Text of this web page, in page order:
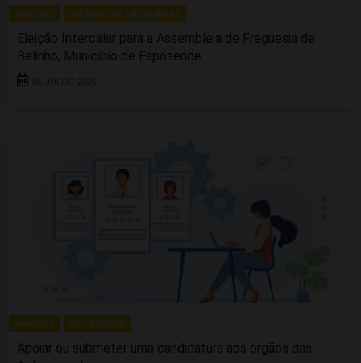
eleições autárquicas intercalares
Eleição Intercalar para a Assembleia de Freguesia de
Belinho, Município de Esposende
eleições candidatura
Apoiar ou submeter uma candidatura aos órgãos das